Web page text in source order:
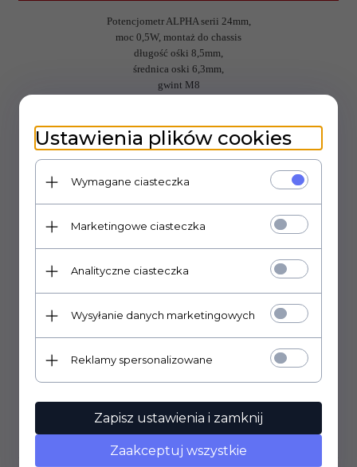
Potencjometr ALPHA serii 24mm,
moc 0,5W, montaż do chassis
długość ośki 8,5mm,
średnica oski 6,3mm,
gwint M8
OPINIE KLIENTÓW
Ustawienia plików cookies
Wymagane ciasteczka
Marketingowe ciasteczka
Analityczne ciasteczka
Wysyłanie danych marketingowych
Reklamy spersonalizowane
Zapisz ustawienia i zamknij
Zaakceptuj wszystkie